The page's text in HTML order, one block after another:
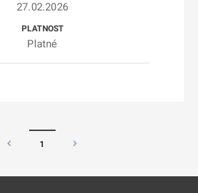
27.02.2026
Platné
1